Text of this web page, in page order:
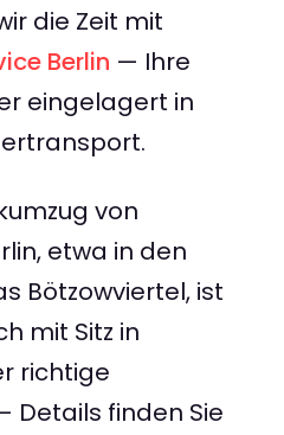
die Zeit mit
Berlin — Ihre
eingelagert in
von
etwa in den
Bötzowviertel, ist
mit Sitz in
richtige
finden Sie